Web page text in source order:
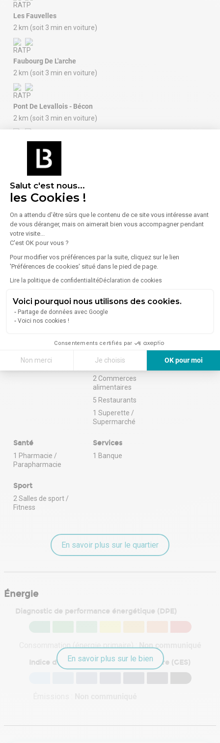
Salut c'est nous...
les Cookies !
On a attendu d'être sûrs que le contenu de ce site vous intéresse avant
de vous déranger, mais on aimerait bien vous accompagner pendant
votre visite...
C'est OK pour vous ?
Pour modifier vos préférences par la suite, cliquez sur le lien
'Préférences de cookies' situé dans le pied de page.
Lire la politique de confidentialitéDéclaration de cookies
Voici pourquoi nous utilisons des cookies.
Partage de données avec Google
Voici nos cookies !
Consentements certifiés par
Non merci Je choisis
OK pour moi
Plateforme de Gestion du Consentement : Personnalisez vos Options
Notre plateforme vous permet d'adapter et de gérer vos paramètres
Les Fauvelles
2 km (soit 3 min en voiture)
Faubourg De L'arche
2 km (soit 3 min en voiture)
Pont De Levallois - Bécon
2 km (soit 3 min en voiture)
Jacqueline Auriol
2 km (soit 3 min en voiture)
Aéroport : Paris Orly
Aéroport : Charles de Gaulle
International
28 km (soit 28 min en voiture)
Enseignement
3 Écoles
Alimentation
1 Boulangerie /
2 Commerces
alimentaires
5 Restaurants
1 Superette /
Supermarché
Santé
1 Pharmacie /
Parapharmacie
Services
1 Banque
Sport
2 Salles de sport /
Fitness
En savoir plus sur le quartier
Énergie
Diagnostic de performance énergétique (DPE)
Consommation (énergie primaire) :Non communiqué
Indice d'émission de gaz à effet de serre (GES)
En savoir plus sur le bien